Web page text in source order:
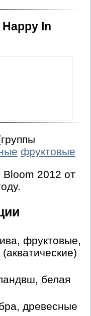
In
фруктовые
2012 от
фруктовые,
белая
древесные